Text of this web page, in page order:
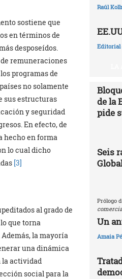
sostiene que
en términos de
desposeídos.
remuneraciones
programas de
no solamente
sus estructuras
y seguridad
En efecto, de
hecho en forma
lo cual dicho
[3]
al grado de
que torna
la mayoría
una dinámica
la actividad
social para la
Raúl
Editorial
de la
pide
Seis
Prólogo
Un
Amaia